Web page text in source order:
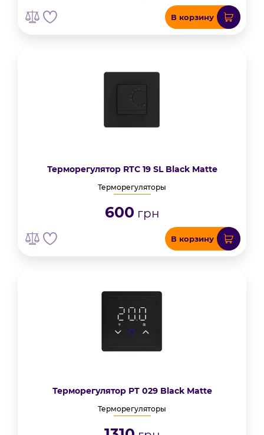
В корзину
Терморегулятор RTC 19 SL Black Matte
Терморегуляторы
600 грн
В корзину
Терморегулятор PT 029 Black Matte
Терморегуляторы